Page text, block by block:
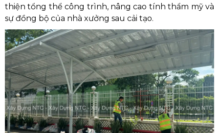
thiện tổng thể công trình, nâng cao tính thẩm mỹ và
sự đồng bộ của nhà xưởng sau cải tạo.